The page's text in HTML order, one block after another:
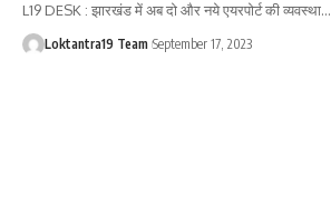
L19 DESK : झारखंड में अब दो और नये एयरपोर्ट की व्यवस्था…
Loktantra19 Team September 17, 2023